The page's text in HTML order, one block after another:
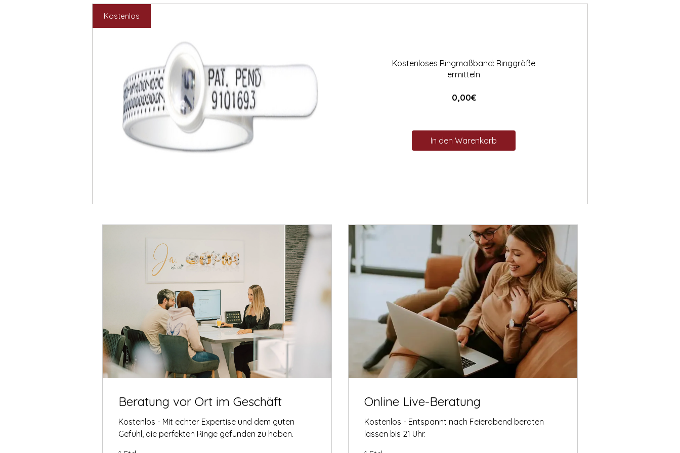
Kostenlos
Kostenloses Ringmaßband: Ringgröße
ermitteln
0,00€Preis
In den Warenkorb
Beratung vor Ort im Geschäft
Kostenlos - Mit echter Expertise und dem guten
Gefühl, die perfekten Ringe gefunden zu haben.
Online Live-Beratung
Kostenlos - Entspannt nach Feierabend beraten
lassen bis 21 Uhr.